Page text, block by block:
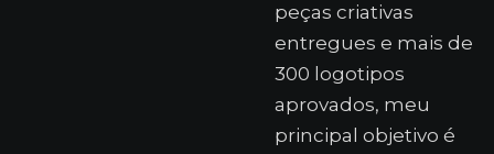
peças criativas
entregues e mais de
300 logotipos
aprovados, meu
principal objetivo é